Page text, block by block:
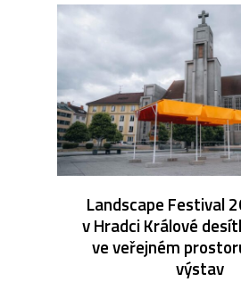
Landscape Festival
v Hradci Králové
ve veřejném
výstav